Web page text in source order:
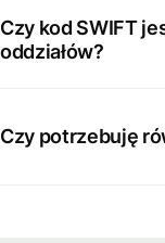
Czy kod SWIFT
oddziałów?
Czy potrzebuję